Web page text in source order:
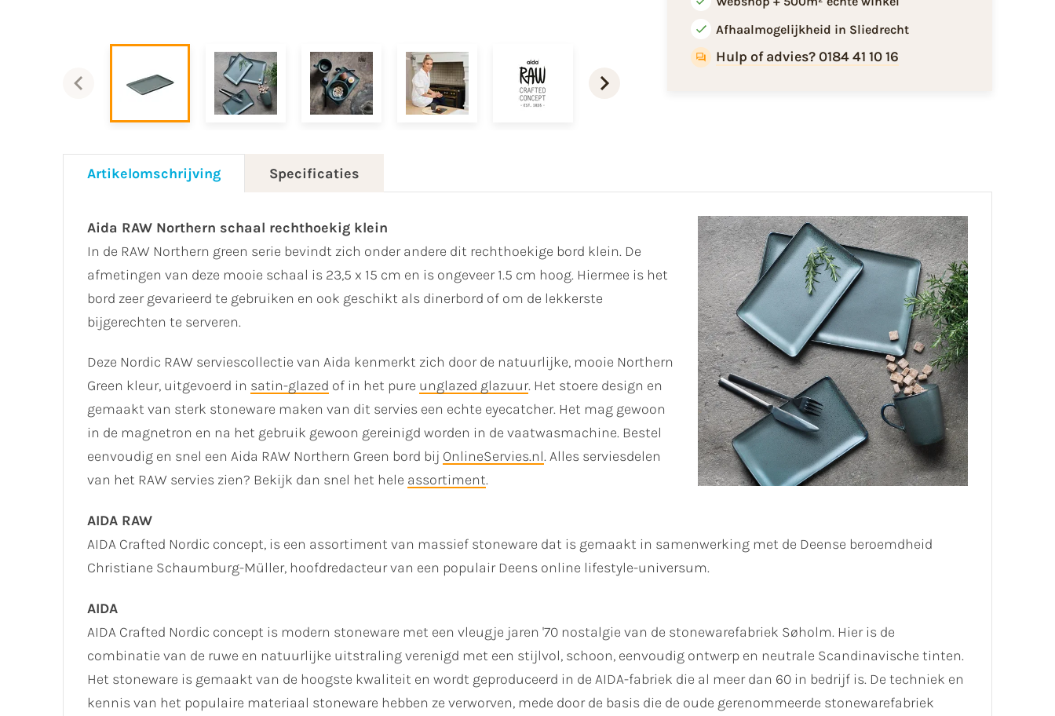
Afhaalmogelijkheid in Sliedrecht
Hulp of advies? 0184 41 10 16
Artikelomschrijving Specificaties
Aida RAW Northern schaal rechthoekig klein
In de RAW Northern green serie bevindt zich onder andere dit rechthoekige bord klein. De
afmetingen van deze mooie schaal is 23,5 x 15 cm en is ongeveer 1.5 cm hoog. Hiermee is het
bord zeer gevarieerd te gebruiken en ook geschikt als dinerbord of om de lekkerste
bijgerechten te serveren.
Deze Nordic RAW serviescollectie van Aida kenmerkt zich door de natuurlijke, mooie Northern
Green kleur, uitgevoerd in satin-glazed of in het pure unglazed glazuur. Het stoere design en
gemaakt van sterk stoneware maken van dit servies een echte eyecatcher. Het mag gewoon
in de magnetron en na het gebruik gewoon gereinigd worden in de vaatwasmachine. Bestel
eenvoudig en snel een Aida RAW Northern Green bord bij OnlineServies.nl. Alles serviesdelen
van het RAW servies zien? Bekijk dan snel het hele assortiment.
AIDA RAW
AIDA Crafted Nordic concept, is een assortiment van massief stoneware dat is gemaakt in samenwerking met de Deense beroemdheid
Christiane Schaumburg-Müller, hoofdredacteur van een populair Deens online lifestyle-universum.
AIDA
AIDA Crafted Nordic concept is modern stoneware met een vleugje jaren '70 nostalgie van de stonewarefabriek Søholm. Hier is de
combinatie van de ruwe en natuurlijke uitstraling verenigd met een stijlvol, schoon, eenvoudig ontwerp en neutrale Scandinavische tinten.
Het stoneware is gemaakt van de hoogste kwaliteit en wordt geproduceerd in de AIDA-fabriek die al meer dan 60 in bedrijf is. De techniek en
kennis van het populaire materiaal stoneware hebben ze verworven, mede door de basis die de oude gerenommeerde stonewarefabriek